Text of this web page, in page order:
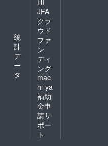
統
計
デ
ー
タ
HI
JFA
クラ
ウド
ファ
ン
ディ
ング
mac
hi-ya
補助
金申
請サ
ポー
ト